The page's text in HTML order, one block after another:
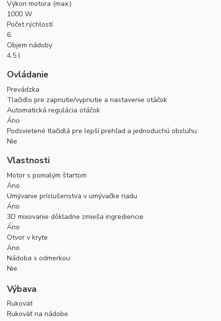
Výkon motora (max.)
1000 W
Počet rýchlostí
6
Objem nádoby
4.5 l
Ovládanie
Prevádzka
Tlačidlo pre zapnutie/vypnutie a nastavenie otáčok
Automatická regulácia otáčok
Áno
Podsvietené tlačidlá pre lepší prehľad a jednoduchú obsluhu
Nie
Vlastnosti
Motor s pomalým štartom
Áno
Umývanie príslušenstva v umývačke riadu
Áno
3D mixovanie dôkladne zmieša ingrediencie
Áno
Otvor v kryte
Áno
Nádoba s odmerkou
Nie
Výbava
Rukoväť
Rukoväť na nádobe